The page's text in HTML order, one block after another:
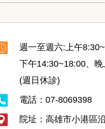
週一至週六:上午
下午14:30~18:00、
(週日休診)
電話：07-8069398
院址：高雄市小港區